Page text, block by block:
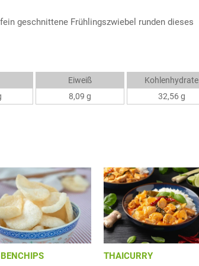
geschnittene Frühlingszwiebel runden dieses
Eiweiß
8,09 g
Kohlenhydrate
32,56 g
THAICURRY